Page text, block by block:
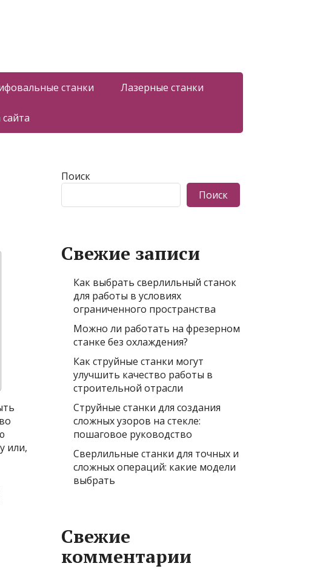
станки Лазерные станки
или,
Поиск
Поиск
Свежие записи
Как выбрать сверлильный станок
для работы в условиях
ограниченного пространства
Можно ли работать на фрезерном
станке без охлаждения?
Как струйные станки могут
улучшить качество работы в
строительной отрасли
Струйные станки для создания
сложных узоров на стекле:
пошаговое руководство
Сверлильные станки для точных и
сложных операций: какие модели
выбрать
Свежие
комментарии